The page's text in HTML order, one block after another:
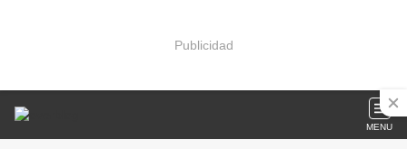
Publicidad
MENU